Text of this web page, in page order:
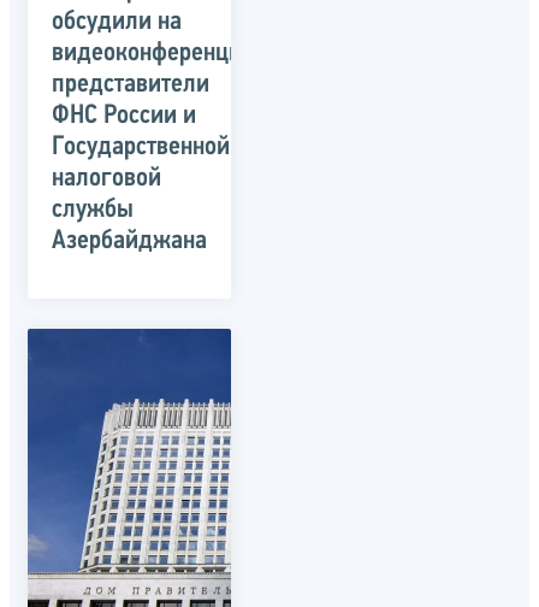
обсудили на
видеоконференции
представители
ФНС России и
Государственной
налоговой
службы
Азербайджана